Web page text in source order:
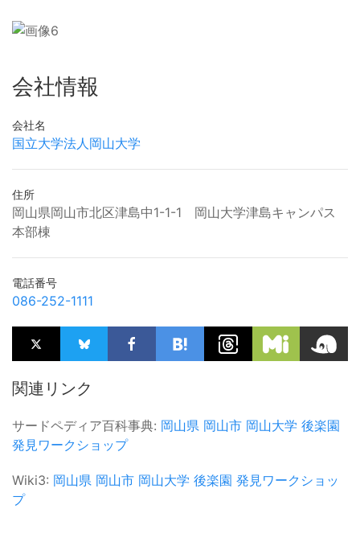
会社情報
会社名
国立大学法人岡山大学
住所
岡山県岡山市北区津島中1-1-1 岡山大学津島キャンパス
本部棟
電話番号
086-252-1111
関連リンク
サードペディア百科事典: 岡山県 岡山市 岡山大学 後楽園
発見ワークショップ
Wiki3: 岡山県 岡山市 岡山大学 後楽園 発見ワークショッ
プ